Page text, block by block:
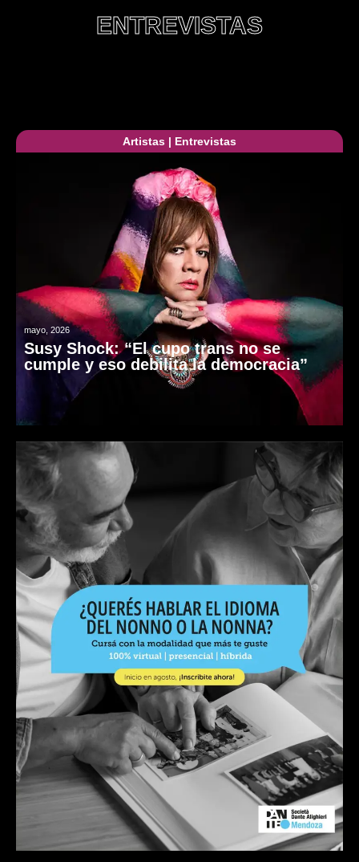
ENTREVISTAS
Artistas | Entrevistas
mayo, 2026
Susy Shock: “El cupo trans no se
cumple y eso debilita la democracia”